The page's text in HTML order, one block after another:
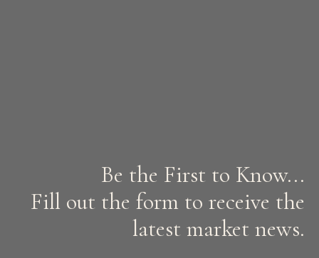
Be the First to Know...
Fill out the form to receive the
latest market news.